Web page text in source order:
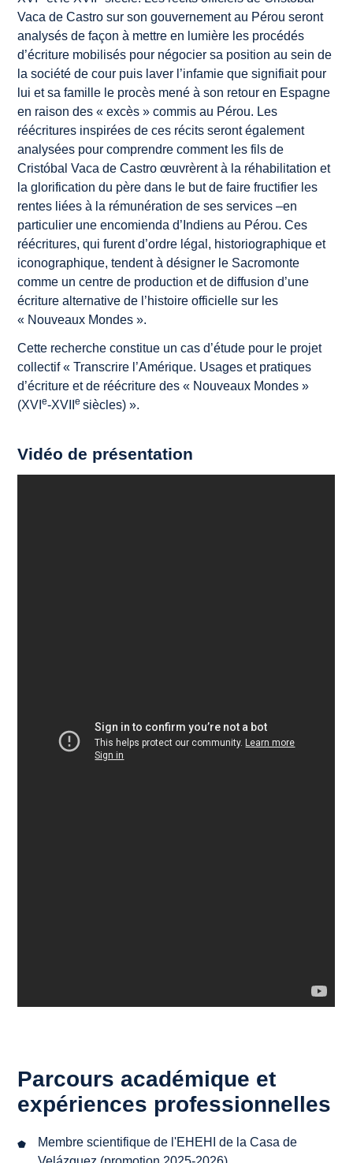
Vaca de Castro sur son gouvernement au Pérou seront
analysés de façon à mettre en lumière les procédés
d’écriture mobilisés pour négocier sa position au sein de
la société de cour puis laver l’infamie que signifiait pour
lui et sa famille le procès mené à son retour en Espagne
en raison des « excès » commis au Pérou. Les
réécritures inspirées de ces récits seront également
analysées pour comprendre comment les fils de
Cristóbal Vaca de Castro œuvrèrent à la réhabilitation et
la glorification du père dans le but de faire fructifier les
rentes liées à la rémunération de ses services ‒en
particulier une encomienda d’Indiens au Pérou. Ces
réécritures, qui furent d’ordre légal, historiographique et
iconographique, tendent à désigner le Sacromonte
comme un centre de production et de diffusion d’une
écriture alternative de l’histoire officielle sur les
« Nouveaux Mondes ».
Cette recherche constitue un cas d’étude pour le projet
collectif « Transcrire l’Amérique. Usages et pratiques
d’écriture et de réécriture des « Nouveaux Mondes »
(XVIe-XVIIe siècles) ».
Vidéo de présentation
Parcours académique et
expériences professionnelles
Membre scientifique de l'EHEHI de la Casa de